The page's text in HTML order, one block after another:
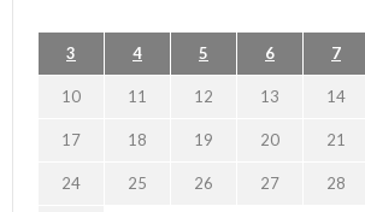
3 4 5 6 7
10 11 12 13 14
17 18 19 20 21
24 25 26 27 28